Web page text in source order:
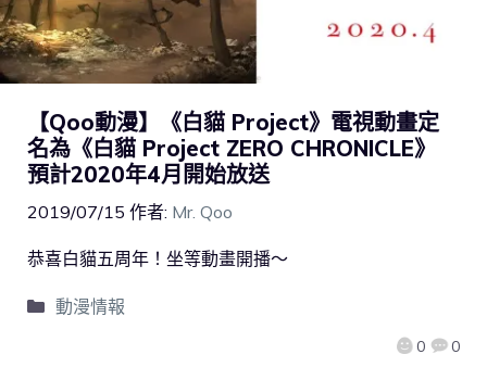
【Qoo動漫】《白貓 Project》電視動畫定
名為《白貓 Project ZERO CHRONICLE》
預計2020年4月開始放送
2019/07/15 作者: Mr. Qoo
0 0
恭喜白貓五周年！坐等動畫開播～
動漫情報